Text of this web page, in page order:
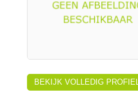
BEKIJK VOLLEDIG PROFIEL